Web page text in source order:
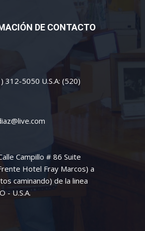
DE CONTACTO
312-5050 U.S.A: (520)
Campillo # 86 Suite
Hotel Fray Marcos) a
caminando) de la linea
- U.S.A.